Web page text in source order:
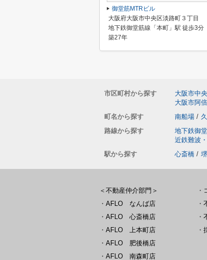
御堂筋MTRビル
大阪府大阪市中央区淡路町３丁目
地下鉄御堂筋線「本町」駅 徒歩3分
築27年
市区町村から探す 大阪市中
大阪市阿
町名から探す
南船場 /
路線から探す
地下鉄御
近鉄難波
駅から探す
心斎橋 /
＜不動産仲介部門＞
・ AFLO なんば店
・ AFLO 心斎橋店
・ AFLO 上本町店
・ AFLO 肥後橋店
・ AFLO 南森町店
・
・
・
・